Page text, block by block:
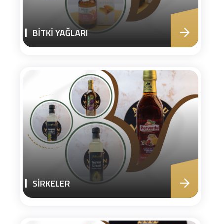
BİTKİ YAĞLARI
SİRKELER